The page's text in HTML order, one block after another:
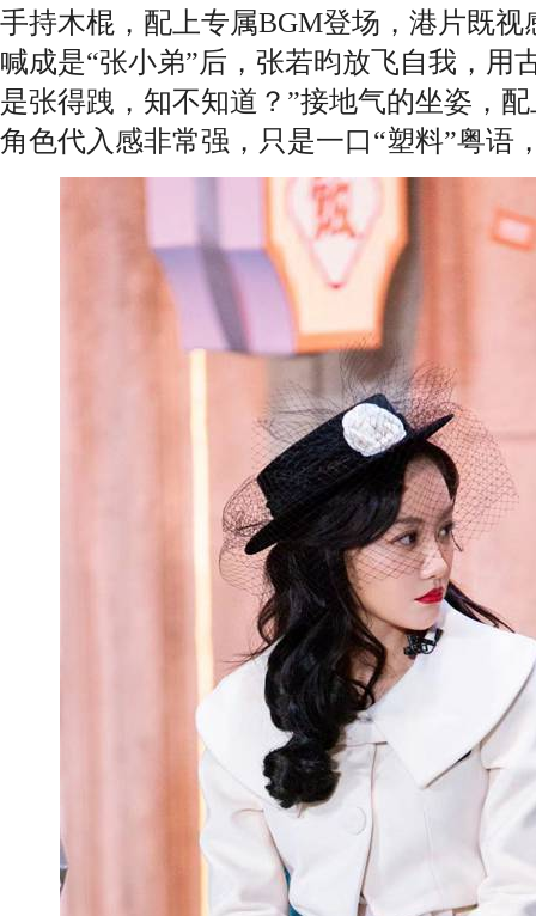
手持木棍，配上专属BGM登场，港片既
喊成是“张小弟”后，张若昀放飞自我，用
是张得跩，知不知道？”接地气的坐姿，
角色代入感非常强，只是一口“塑料”粤语